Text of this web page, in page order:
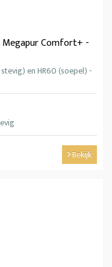
Megapur Comfort+ -
en HR60 (soepel) -
Bekijk